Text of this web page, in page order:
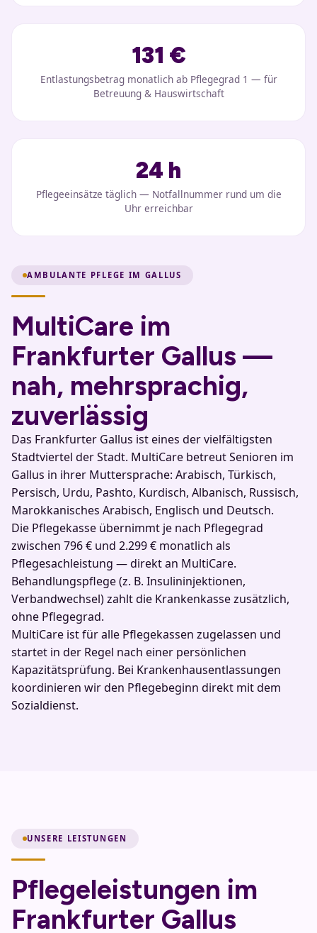
131 €
Entlastungsbetrag monatlich ab Pflegegrad 1 — für
Betreuung & Hauswirtschaft
24 h
Pflegeeinsätze täglich — Notfallnummer rund um die
Uhr erreichbar
AMBULANTE PFLEGE IM GALLUS
MultiCare im
Frankfurter Gallus —
nah, mehrsprachig,
zuverlässig
Das Frankfurter Gallus ist eines der vielfältigsten
Stadtviertel der Stadt. MultiCare betreut Senioren im
Gallus in ihrer Muttersprache: Arabisch, Türkisch,
Persisch, Urdu, Pashto, Kurdisch, Albanisch, Russisch,
Marokkanisches Arabisch, Englisch und Deutsch.
Die Pflegekasse übernimmt je nach Pflegegrad
zwischen 796 € und 2.299 € monatlich als
Pflegesachleistung — direkt an MultiCare.
Behandlungspflege (z. B. Insulininjektionen,
Verbandwechsel) zahlt die Krankenkasse zusätzlich,
ohne Pflegegrad.
MultiCare ist für alle Pflegekassen zugelassen und
startet in der Regel nach einer persönlichen
Kapazitätsprüfung. Bei Krankenhausentlassungen
koordinieren wir den Pflegebeginn direkt mit dem
Sozialdienst.
UNSERE LEISTUNGEN
Pflegeleistungen im
Frankfurter Gallus